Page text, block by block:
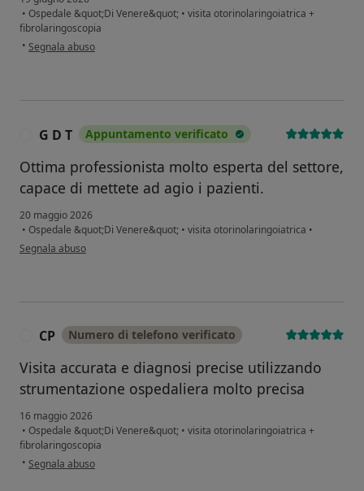
• Ospedale &quot;Di Venere&quot; • visita otorinolaringoiatrica +
fibrolaringoscopia
• secondo l'opinione dell'utente A.T.
Segnala abuso
G D T Appuntamento verificato
Ottima professionista molto esperta del settore,
capace di mettete ad agio i pazienti.
20 maggio 2026
• Ospedale &quot;Di Venere&quot; • visita otorinolaringoiatrica •
secondo l'opinione dell'utente G D T
Segnala abuso
CP Numero di telefono verificato
Visita accurata e diagnosi precise utilizzando
strumentazione ospedaliera molto precisa
16 maggio 2026
• Ospedale &quot;Di Venere&quot; • visita otorinolaringoiatrica +
fibrolaringoscopia
• secondo l'opinione dell'utente CP
Segnala abuso